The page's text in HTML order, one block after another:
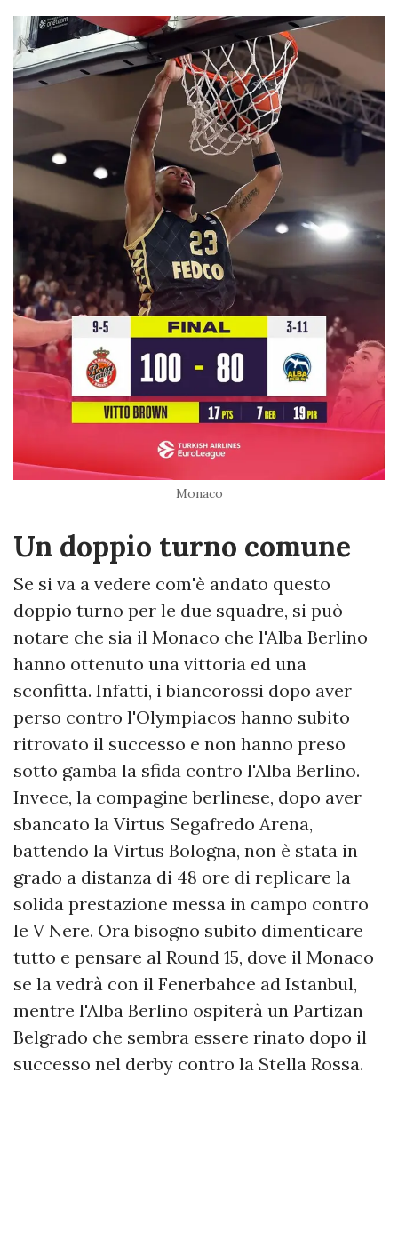
Monaco
Un doppio turno comune
Se si va a vedere com'è andato questo
doppio turno per le due squadre, si può
notare che sia il Monaco che l'Alba Berlino
hanno ottenuto una vittoria ed una
sconfitta. Infatti, i biancorossi dopo aver
perso contro l'Olympiacos hanno subito
ritrovato il successo e non hanno preso
sotto gamba la sfida contro l'Alba Berlino.
Invece, la compagine berlinese, dopo aver
sbancato la Virtus Segafredo Arena,
battendo la Virtus Bologna, non è stata in
grado a distanza di 48 ore di replicare la
solida prestazione messa in campo contro
le V Nere. Ora bisogno subito dimenticare
tutto e pensare al Round 15, dove il Monaco
se la vedrà con il Fenerbahce ad Istanbul,
mentre l'Alba Berlino ospiterà un Partizan
Belgrado che sembra essere rinato dopo il
successo nel derby contro la Stella Rossa.